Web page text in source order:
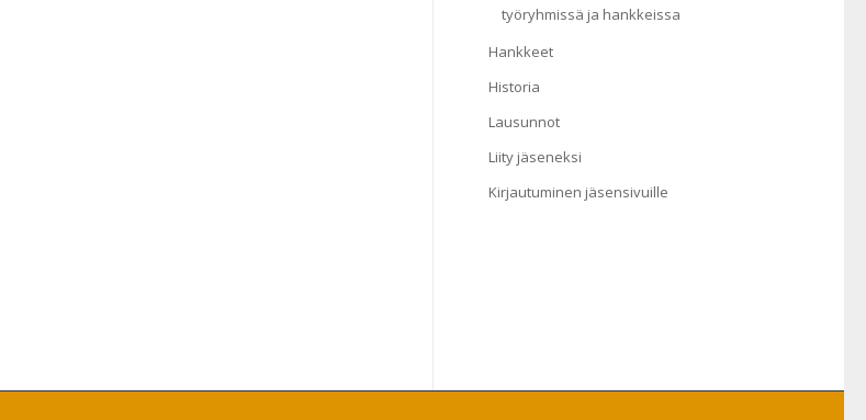
työryhmissä ja hankkeissa
Hankkeet
Historia
Lausunnot
Liity jäseneksi
Kirjautuminen jäsensivuille